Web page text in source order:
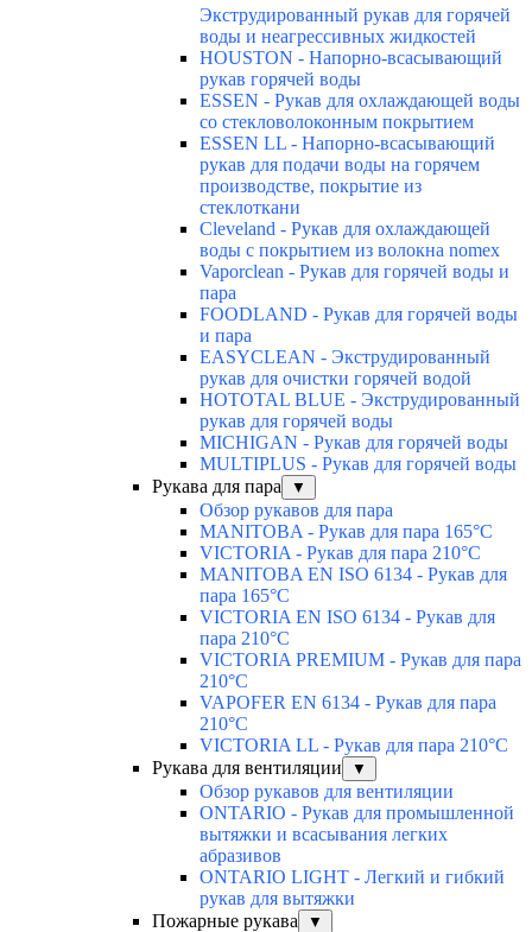
Экструдированный рукав для горячей
воды и неагрессивных жидкостей
HOUSTON - Напорно-всасывающий
рукав горячей воды
ESSEN - Рукав для охлаждающей воды
со стекловолоконным покрытием
ESSEN LL - Напорно-всасывающий
рукав для подачи воды на горячем
производстве, покрытие из
стеклоткани
Cleveland - Рукав для охлаждающей
воды с покрытием из волокна nomex
Vaporclean - Рукав для горячей воды и
пара
FOODLAND - Рукав для горячей воды
и пара
EASYCLEAN - Экструдированный
рукав для очистки горячей водой
HOTOTAL BLUE - Экструдированный
рукав для горячей воды
MICHIGAN - Рукав для горячей воды
MULTIPLUS - Рукав для горячей воды
Рукава для пара
▼
Обзор рукавов для пара
MANITOBA - Рукав для пара 165°C
VICTORIA - Рукав для пара 210°C
MANITOBA EN ISO 6134 - Рукав для
пара 165°C
VICTORIA EN ISO 6134 - Рукав для
пара 210°C
VICTORIA PREMIUM - Рукав для пара
210°C
VAPOFER EN 6134 - Рукав для пара
210°C
VICTORIA LL - Рукав для пара 210°C
Рукава для вентиляции
▼
Обзор рукавов для вентиляции
ONTARIO - Рукав для промышленной
вытяжки и всасывания легких
абразивов
ONTARIO LIGHT - Легкий и гибкий
рукав для вытяжки
Пожарные рукава
▼